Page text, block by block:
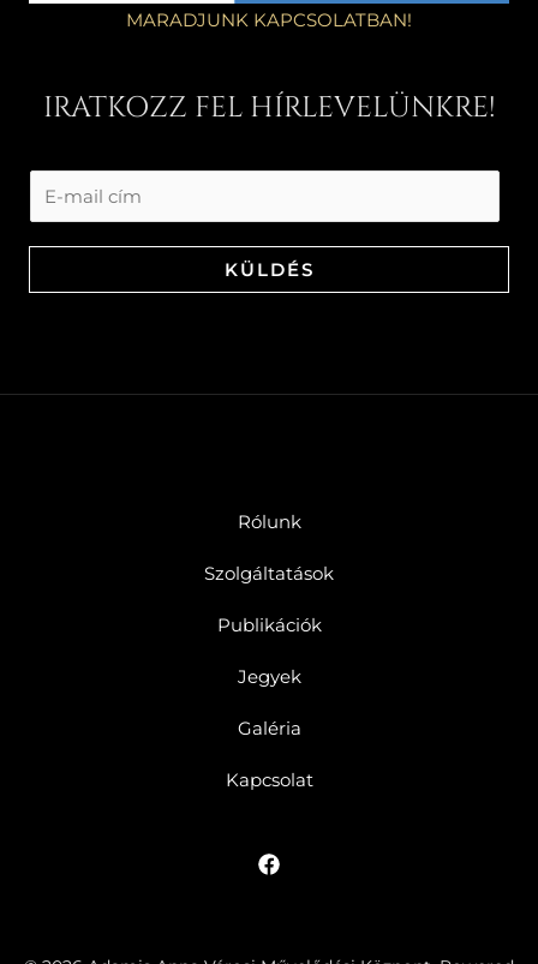
MARADJUNK KAPCSOLATBAN!
IRATKOZZ FEL HÍRLEVELÜNKRE!
KÜLDÉS
Rólunk
Szolgáltatások
Publikációk
Jegyek
Galéria
Kapcsolat